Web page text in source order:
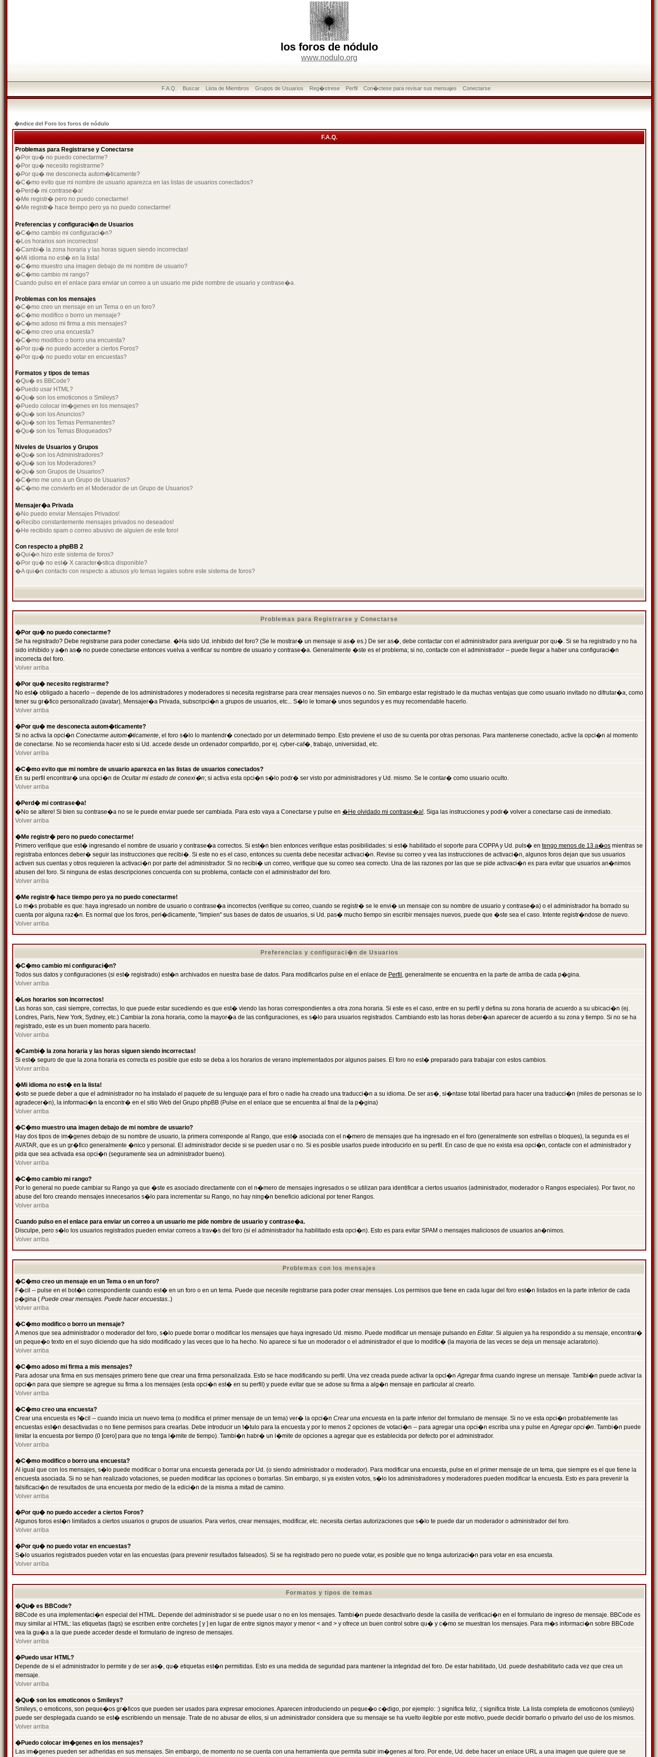
los foros de nódulo
www.nodulo.org
F.A.Q. Buscar Lista de Miembros Grupos de Usuarios Reg�strese Perfil Con�ctese para revisar sus mensajes Conectarse
�ndice del Foro los foros de nódulo
F.A.Q.
Problemas para Registrarse y Conectarse
�Por qu� no puedo conectarme?
�Por qu� necesito registrarme?
�Por qu� me desconecta autom�ticamente?
�C�mo evito que mi nombre de usuario aparezca en las listas de usuarios conectados?
�Perd� mi contrase�a!
�Me registr� pero no puedo conectarme!
�Me registr� hace tiempo pero ya no puedo conectarme!
Preferencias y configuraci�n de Usuarios
�C�mo cambio mi configuraci�n?
�Los horarios son incorrectos!
�Cambi� la zona horaria y las horas siguen siendo incorrectas!
�Mi idioma no est� en la lista!
�C�mo muestro una imagen debajo de mi nombre de usuario?
�C�mo cambio mi rango?
Cuando pulso en el enlace para enviar un correo a un usuario me pide nombre de usuario y contrase�a.
Problemas con los mensajes
�C�mo creo un mensaje en un Tema o en un foro?
�C�mo modifico o borro un mensaje?
�C�mo adoso mi firma a mis mensajes?
�C�mo creo una encuesta?
�C�mo modifico o borro una encuesta?
�Por qu� no puedo acceder a ciertos Foros?
�Por qu� no puedo votar en encuestas?
Formatos y tipos de temas
�Qu� es BBCode?
�Puedo usar HTML?
�Qu� son los emoticonos o Smileys?
�Puedo colocar im�genes en los mensajes?
�Qu� son los Anuncios?
�Qu� son los Temas Permanentes?
�Qu� son los Temas Bloqueados?
Niveles de Usuarios y Grupos
�Qu� son los Administradores?
�Qu� son los Moderadores?
�Qu� son Grupos de Usuarios?
�C�mo me uno a un Grupo de Usuarios?
�C�mo me convierto en el Moderador de un Grupo de Usuarios?
Mensajer�a Privada
�No puedo enviar Mensajes Privados!
�Recibo constantemente mensajes privados no deseados!
�He recibido spam o correo abusivo de alguien de este foro!
Con respecto a phpBB 2
�Qui�n hizo este sistema de foros?
�Por qu� no est� X caracter�stica disponible?
�A qui�n contacto con respecto a abusos y/o temas legales sobre este sistema de foros?
Problemas para Registrarse y Conectarse
�Por qu� no puedo conectarme?
Se ha registrado? Debe registrarse para poder conectarse. �Ha sido Ud. inhibido del foro? (Se le mostrar� un mensaje si as� es.) De ser as�, debe contactar con el administrador para averiguar por qu�. Si se ha registrado y no ha
sido inhibido y a�n as� no puede conectarse entonces vuelva a verificar su nombre de usuario y contrase�a. Generalmente �ste es el problema; si no, contacte con el administrador -- puede llegar a haber una configuraci�n
incorrecta del foro.
Volver arriba
�Por qu� necesito registrarme?
No est� obligado a hacerlo -- depende de los administradores y moderadores si necesita registrarse para crear mensajes nuevos o no. Sin embargo estar registrado le da muchas ventajas que como usuario invitado no difrutar�a, como
tener su gr�fico personalizado (avatar), Mensajer�a Privada, subscripci�n a grupos de usuarios, etc... S�lo le tomar� unos segundos y es muy recomendable hacerlo.
Volver arriba
�Por qu� me desconecta autom�ticamente?
Si no activa la opci�n Conectarme autom�ticamente, el foro s�lo lo mantendr� conectado por un determinado tiempo. Esto previene el uso de su cuenta por otras personas. Para mantenerse conectado, active la opci�n al momento
de conectarse. No se recomienda hacer esto si Ud. accede desde un ordenador compartido, por ej. cyber-caf�, trabajo, universidad, etc.
Volver arriba
�C�mo evito que mi nombre de usuario aparezca en las listas de usuarios conectados?
En su perfil encontrar� una opci�n de Ocultar mi estado de conexi�n; si activa esta opci�n s�lo podr� ser visto por administradores y Ud. mismo. Se le contar� como usuario oculto.
Volver arriba
�Perd� mi contrase�a!
�No se altere! Si bien su contrase�a no se le puede enviar puede ser cambiada. Para esto vaya a Conectarse y pulse en �He olvidado mi contrase�a!. Siga las instrucciones y podr� volver a conectarse casi de inmediato.
Volver arriba
�Me registr� pero no puedo conectarme!
Primero verifique que est� ingresando el nombre de usuario y contrase�a correctos. Si est�n bien entonces verifique estas posibilidades: si est� habilitado el soporte para COPPA y Ud. puls� en tengo menos de 13 a�os mientras se
registraba entonces deber� seguir las instrucciones que recibi�. Si este no es el caso, entonces su cuenta debe necesitar activaci�n. Revise su correo y vea las instrucciones de activaci�n, algunos foros dejan que sus usuarios
activen sus cuentas y otros requieren la activaci�n por parte del administrador. Si no recibi� un correo, verifique que su correo sea correcto. Una de las razones por las que se pide activaci�n es para evitar que usuarios an�nimos
abusen del foro. Si ninguna de estas descripciones concuerda con su problema, contacte con el administrador del foro.
Volver arriba
�Me registr� hace tiempo pero ya no puedo conectarme!
Lo m�s probable es que: haya ingresado un nombre de usuario o contrase�a incorrectos (verifique su correo, cuando se registr� se le envi� un mensaje con su nombre de usuario y contrase�a) o el administrador ha borrado su
cuenta por alguna raz�n. Es normal que los foros, peri�dicamente, "limpien" sus bases de datos de usuarios, si Ud. pas� mucho tiempo sin escribir mensajes nuevos, puede que �ste sea el caso. Intente registr�ndose de nuevo.
Volver arriba
Preferencias y configuraci�n de Usuarios
�C�mo cambio mi configuraci�n?
Todos sus datos y configuraciones (si est� registrado) est�n archivados en nuestra base de datos. Para modificarlos pulse en el enlace de Perfil , generalmente se encuentra en la parte de arriba de cada p�gina.
Volver arriba
�Los horarios son incorrectos!
Las horas son, casi siempre, correctas, lo que puede estar sucediendo es que est� viendo las horas correspondientes a otra zona horaria. Si este es el caso, entre en su perfil y defina su zona horaria de acuerdo a su ubicaci�n (ej.
Londres, Paris, New York, Sydney, etc.) Cambiar la zona horaria, como la mayor�a de las configuraciones, es s�lo para usuarios registrados. Cambiando esto las horas deber�an aparecer de acuerdo a su zona y tiempo. Si no se ha
registrado, este es un buen momento para hacerlo.
Volver arriba
�Cambi� la zona horaria y las horas siguen siendo incorrectas!
Si est� seguro de que la zona horaria es correcta es posible que esto se deba a los horarios de verano implementados por algunos paises. El foro no est� preparado para trabajar con estos cambios.
Volver arriba
�Mi idioma no est� en la lista!
�sto se puede deber a que el administrador no ha instalado el paquete de su lenguaje para el foro o nadie ha creado una traducci�n a su idioma. De ser as�, si�ntase total libertad para hacer una traducci�n (miles de personas se lo
agradecer�n), la informaci�n la encontr� en el sitio Web del Grupo phpBB (Pulse en el enlace que se encuentra al final de la p�gina)
Volver arriba
�C�mo muestro una imagen debajo de mi nombre de usuario?
Hay dos tipos de im�genes debajo de su nombre de usuario, la primera corresponde al Rango, que est� asociada con el n�mero de mensajes que ha ingresado en el foro (generalmente son estrellas o bloques), la segunda es el
AVATAR, que es un gr�fico generalmente �nico y personal. El administrador decide si se pueden usar o no. Si es posible usarlos puede introducirlo en su perfil. En caso de que no exista esa opci�n, contacte con el administrador y
pida que sea activada esa opci�n (seguramente sea un administrador bueno).
Volver arriba
�C�mo cambio mi rango?
Por lo general no puede cambiar su Rango ya que �ste es asociado directamente con el n�mero de mensajes ingresados o se utilizan para identificar a ciertos usuarios (administrador, moderador o Rangos especiales). Por favor, no
abuse del foro creando mensajes innecesarios s�lo para incrementar su Rango, no hay ning�n beneficio adicional por tener Rangos.
Volver arriba
Cuando pulso en el enlace para enviar un correo a un usuario me pide nombre de usuario y contrase�a.
Disculpe, pero s�lo los usuarios registrados pueden enviar correos a trav�s del foro (si el administrador ha habilitado esta opci�n). Esto es para evitar SPAM o mensajes maliciosos de usuarios an�nimos.
Volver arriba
Problemas con los mensajes
�C�mo creo un mensaje en un Tema o en un foro?
F�cil -- pulse en el bot�n correspondiente cuando est� en un foro o en un tema. Puede que necesite registrarse para poder crear mensajes. Los permisos que tiene en cada lugar del foro est�n listados en la parte inferior de cada
p�gina ( Puede crear mensajes. Puede hacer encuestas..)
Volver arriba
�C�mo modifico o borro un mensaje?
A menos que sea administrador o moderador del foro, s�lo puede borrar o modificar los mensajes que haya ingresado Ud. mismo. Puede modificar un mensaje pulsando en Editar. Si alguien ya ha respondido a su mensaje, encontrar�
un peque�o texto en el suyo diciendo que ha sido modificado y las veces que lo ha hecho. No aparece si fue un moderador o el administrador el que lo modific� (la mayoria de las veces se deja un mensaje aclaratorio).
Volver arriba
�C�mo adoso mi firma a mis mensajes?
Para adosar una firma en sus mensajes primero tiene que crear una firma personalizada. Esto se hace modificando su perfil. Una vez creada puede activar la opci�nAgregar firma cuando ingrese un mensaje. Tambi�n puede activar la
opci�n para que siempre se agregue su firma a los mensajes (esta opci�n est� en su perfil) y puede evitar que se adose su firma a alg�n mensaje en particular al crearlo.
Volver arriba
�C�mo creo una encuesta?
Crear una encuesta es f�cil -- cuando inicia un nuevo tema (o modifica el primer mensaje de un tema) ver� la opci�n Crear una encuesta en la parte inferior del formulario de mensaje. Si no ve esta opci�n probablemente las
encuestas est�n desactivadas o no tiene permisos para crearlas. Debe introducir un t�tulo para la encuesta y por lo menos 2 opciones de votaci�n -- para agregar una opci�n escriba una y pulse enAgregar opci�n. Tambi�n puede
limitar la encuesta por tiempo (0 [cero] para que no tenga l�mite de tiempo). Tambi�n habr� un l�mite de opciones a agregar que es establecida por defecto por el administrador.
Volver arriba
�C�mo modifico o borro una encuesta?
Al igual que con los mensajes, s�lo puede modificar o borrar una encuesta generada por Ud. (o siendo administrador o moderador). Para modificar una encuesta, pulse en el primer mensaje de un tema, que siempre es el que tiene la
encuesta asociada. Si no se han realizado votaciones, se pueden modificar las opciones o borrarlas. Sin embargo, si ya existen votos, s�lo los administradores y moderadores pueden modificar la encuesta. Esto es para prevenir la
falsificaci�n de resultados de una encuesta por medio de la edici�n de la misma a mitad de camino.
Volver arriba
�Por qu� no puedo acceder a ciertos Foros?
Algunos foros est�n limitados a ciertos usuarios o grupos de usuarios. Para verlos, crear mensajes, modificar, etc. necesita ciertas autorizaciones que s�lo te puede dar un moderador o administrador del foro.
Volver arriba
�Por qu� no puedo votar en encuestas?
S�lo usuarios registrados pueden votar en las encuestas (para prevenir resultados falseados). Si se ha registrado pero no puede votar, es posible que no tenga autorizaci�n para votar en esa encuesta.
Volver arriba
Formatos y tipos de temas
�Qu� es BBCode?
BBCode es una implementaci�n especial del HTML. Depende del administrador si se puede usar o no en los mensajes. Tambi�n puede desactivarlo desde la casilla de verificaci�n en el formulario de ingreso de mensaje. BBCode es
muy similar al HTML: las etiquetas (tags) se escriben entre corchetes [ y ] en lugar de entre signos mayor y menor < and > y ofrece un buen control sobre qu� y c�mo se muestran los mensajes. Para m�s informaci�n sobre BBCode
vea la gu�a a la que puede acceder desde el formulario de ingreso de mensajes.
Volver arriba
�Puedo usar HTML?
Depende de si el administrador lo permite y de ser as�, qu� etiquetas est�n permitidas. Esto es una medida de seguridad para mantener la integridad del foro. De estar habilitado, Ud. puede deshabilitarlo cada vez que crea un
mensaje.
Volver arriba
�Qu� son los emoticonos o Smileys?
Smileys, o emoticons, son peque�os gr�ficos que pueden ser usados para expresar emociones. Aparecen introduciendo un peque�o c�digo, por ejemplo: :) significa feliz, :( significa triste. La lista completa de emoticonos (smileys)
puede ser desplegada cuando se est� escribiendo un mensaje. Trate de no abusar de ellos, si un administrador considera que su mensaje se ha vuelto ilegible por este motivo, puede decidir borrarlo o privarlo del uso de los mismos.
Volver arriba
�Puedo colocar im�genes en los mensajes?
Las im�genes pueden ser adheridas en sus mensajes. Sin embargo, de momento no se cuenta con una herramienta que permita subir im�genes al foro. Por ende, Ud. debe hacer un enlace URL a una imagen que quiere que se